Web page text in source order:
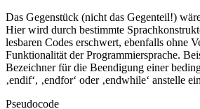
Das Gegenstück (nicht das Gegenteil!)
Hier wird durch bestimmte
lesbaren Codes erschwert, ebenfalls ohne
Funktionalität der Programmiersprache.
Bezeichner für die Beendigung einer
‚endif‘, ‚endfor‘ oder ‚endwhile‘ anstelle
Pseudocode